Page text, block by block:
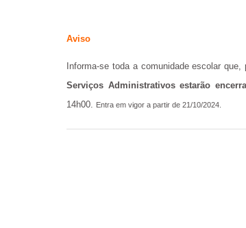
Aviso
Informa-se toda a comunidade escolar
Serviços Administrativos estarão
14h00. Entra em vigor a partir de 21/10/2024.